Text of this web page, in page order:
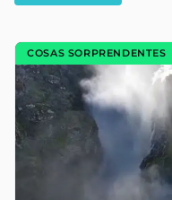
COSAS SORPRENDENTES